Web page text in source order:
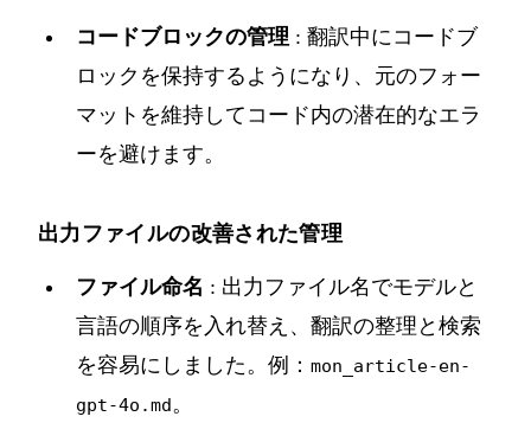
コードブロックの管理 : 翻訳中にコードブ
ロックを保持するようになり、元のフォー
マットを維持してコード内の潜在的なエラ
ーを避けます。
出力ファイルの改善された管理
ファイル命名 : 出力ファイル名でモデルと
言語の順序を入れ替え、翻訳の整理と検索
を容易にしました。例： mon_article-en-
gpt-4o.md。